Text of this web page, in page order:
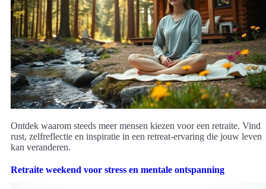
Ontdek waarom steeds meer mensen kiezen voor een retraite. Vind
rust, zelfreflectie en inspiratie in een retreat-ervaring die jouw leven
kan veranderen.
Retraite weekend voor stress en mentale ontspanning